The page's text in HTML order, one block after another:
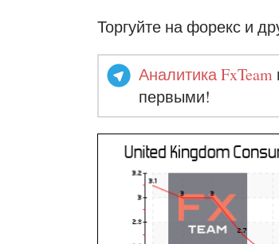
Торгуйте на форекс и
Аналитика FxTeam
первыми!